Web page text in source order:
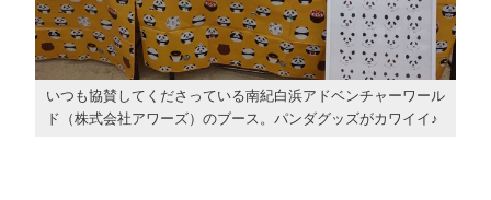
いつも協賛してくださっている南紀白浜アドベンチャーワール
ド（株式会社アワーズ）のブース。パンダグッズがカワイイ♪